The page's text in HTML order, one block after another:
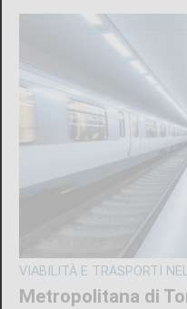
VIABILITÀ E TRASPORTI
Metropolitana di